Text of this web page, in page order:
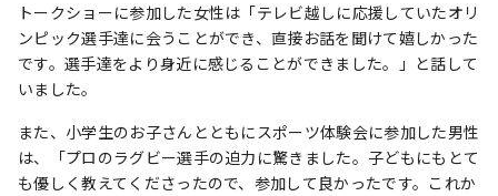
トークショーに参加した女性は「テレビ越しに応援していたオリ
ンピック選手達に会うことができ、直接お話を聞けて嬉しかった
です。選手達をより身近に感じることができました。」と話して
いました。
また、小学生のお子さんとともにスポーツ体験会に参加した男性
は、「プロのラグビー選手の迫力に驚きました。子どもにもとて
も優しく教えてくださったので、参加して良かったです。これか